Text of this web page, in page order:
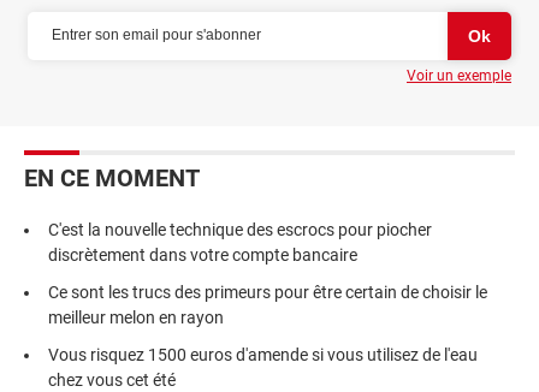
Voir un exemple
EN CE MOMENT
C'est la nouvelle technique des escrocs pour piocher
discrètement dans votre compte bancaire
Ce sont les trucs des primeurs pour être certain de choisir le
meilleur melon en rayon
Vous risquez 1500 euros d'amende si vous utilisez de l'eau
chez vous cet été